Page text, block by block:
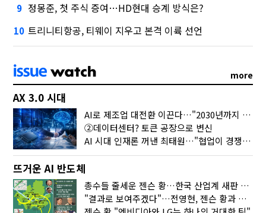
9 정몽준, 첫 주식 증여…HD현대 승계 방식은?
10 트리니티항공, 티웨이 지우고 본격 이륙 선언
more
AX 3.0 시대
AI로 제조업 대전환 이끈다…"2030년까지 민관합동 20조 투자"
②데이터센터? 토큰 공장으로 변신
AI 시대 인재론 꺼낸 최태원…"협업이 경쟁력"
뜨거운 AI 반도체
총수들 줄세운 젠슨 황…한국 산업계 새판 짰다
"결과로 보여주겠다"…전영현, 젠슨 황과 HBM5 논의